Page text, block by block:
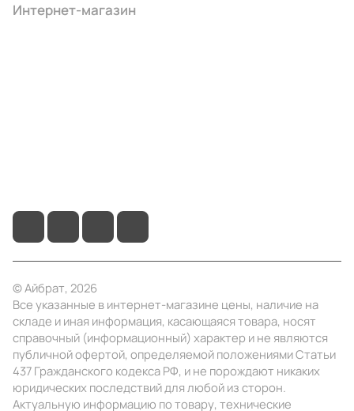
Интернет-магазин
© Айбрат, 2026
Все указанные в интернет-магазине цены, наличие на
складе и иная информация, касающаяся товара, носят
справочный (информационный) характер и не являются
публичной офертой, определяемой положениями Статьи
437 Гражданского кодекса РФ, и не порождают никаких
юридических последствий для любой из сторон.
Актуальную информацию по товару, технические